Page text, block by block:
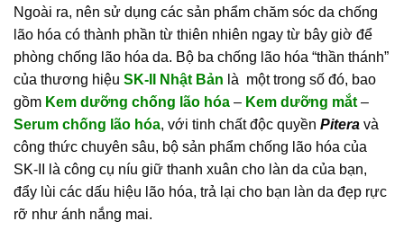
Ngoài ra, nên sử dụng các sản phẩm chăm sóc da chống
lão hóa có thành phần từ thiên nhiên ngay từ bây giờ để
phòng chống lão hóa da. Bộ ba chống lão hóa “thần thánh”
của thương hiệu SK-II Nhật Bản là một trong số đó, bao
gồm Kem dưỡng chống lão hóa – Kem dưỡng mắt –
Serum chống lão hóa, với tinh chất độc quyền Pitera và
công thức chuyên sâu, bộ sản phẩm chống lão hóa của
SK-II là công cụ níu giữ thanh xuân cho làn da của bạn,
đẩy lùi các dấu hiệu lão hóa, trả lại cho bạn làn da đẹp rực
rỡ như ánh nắng mai.